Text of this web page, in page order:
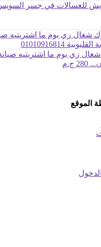
في جسر السويس
زي يوم ما اشتريتيه
280 ج.م
الموقع